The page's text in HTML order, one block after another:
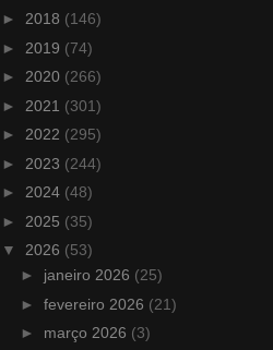
► 2018 (146)
► 2019 (74)
► 2020 (266)
► 2021 (301)
► 2022 (295)
► 2023 (244)
► 2024 (48)
► 2025 (35)
▼ 2026 (53)
► janeiro 2026 (25)
► fevereiro 2026 (21)
► março 2026 (3)